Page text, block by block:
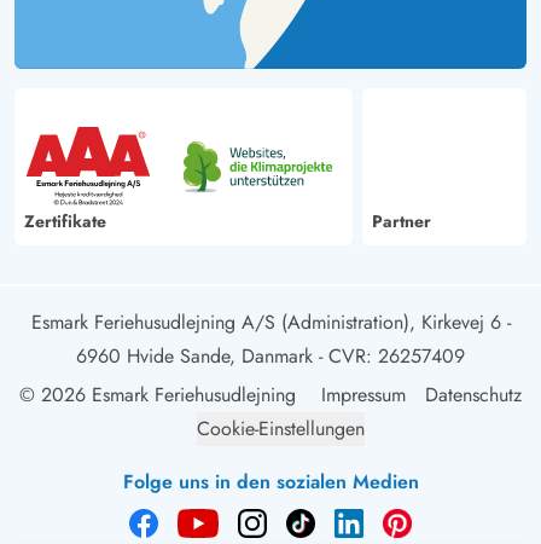
Zertifikate Partner
Esmark Feriehusudlejning A/S (Administration), Kirkevej 6 -
6960 Hvide Sande, Danmark - CVR: 26257409
© 2026 Esmark Feriehusudlejning
Impressum
Datenschutz
Cookie-Einstellungen
Folge uns in den sozialen Medien